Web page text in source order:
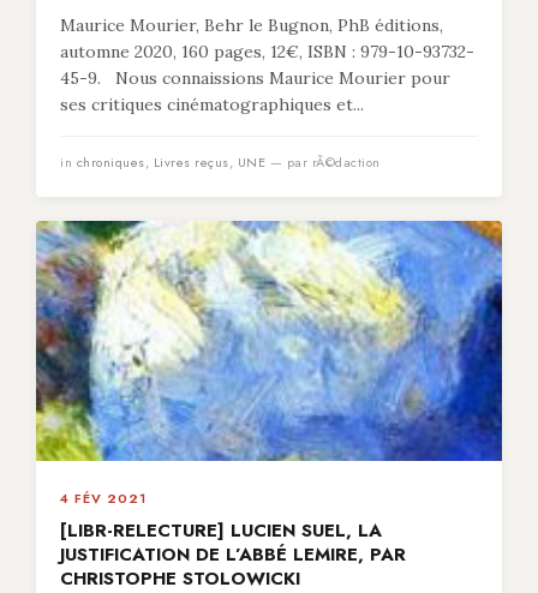
Maurice Mourier, Behr le Bugnon, PhB éditions,
automne 2020, 160 pages, 12€, ISBN : 979-10-93732-
45-9. Nous connaissions Maurice Mourier pour
ses critiques cinématographiques et...
in chroniques, Livres reçus, UNE — par rÃ©daction
4 FÉV 2021
[LIBR-RELECTURE] LUCIEN SUEL, LA
JUSTIFICATION DE L’ABBÉ LEMIRE, PAR
CHRISTOPHE STOLOWICKI